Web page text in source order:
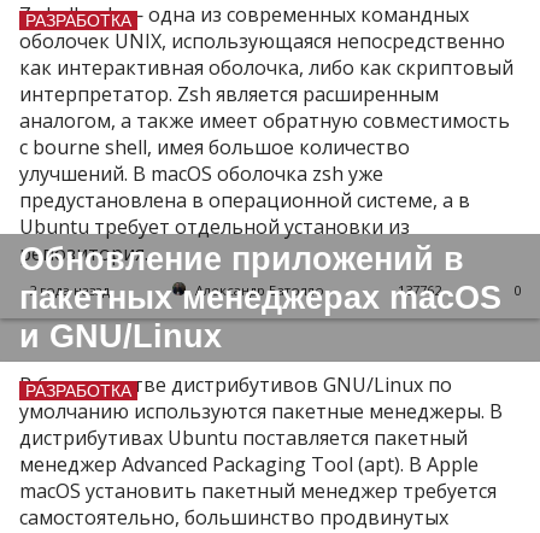
РАЗРАБОТКА
Z shell, zsh — одна из современных командных
оболочек UNIX, использующаяся непосредственно
как интерактивная оболочка, либо как скриптовый
интерпретатор. Zsh является расширенным
аналогом, а также имеет обратную совместимость
с bourne shell, имея большое количество
улучшений. В macOS оболочка zsh уже
предустановлена в операционной системе, а в
Ubuntu требует отдельной установки из
репозитория.
2 года назад Александр Батолло 137762 0
Обновление приложений в
пакетных менеджерах macOS
и GNU/Linux
РАЗРАБОТКА
В большинстве дистрибутивов GNU/Linux по
умолчанию используются пакетные менеджеры. В
дистрибутивах Ubuntu поставляется пакетный
менеджер Advanced Packaging Tool (apt). В Apple
macOS установить пакетный менеджер требуется
самостоятельно, большинство продвинутых